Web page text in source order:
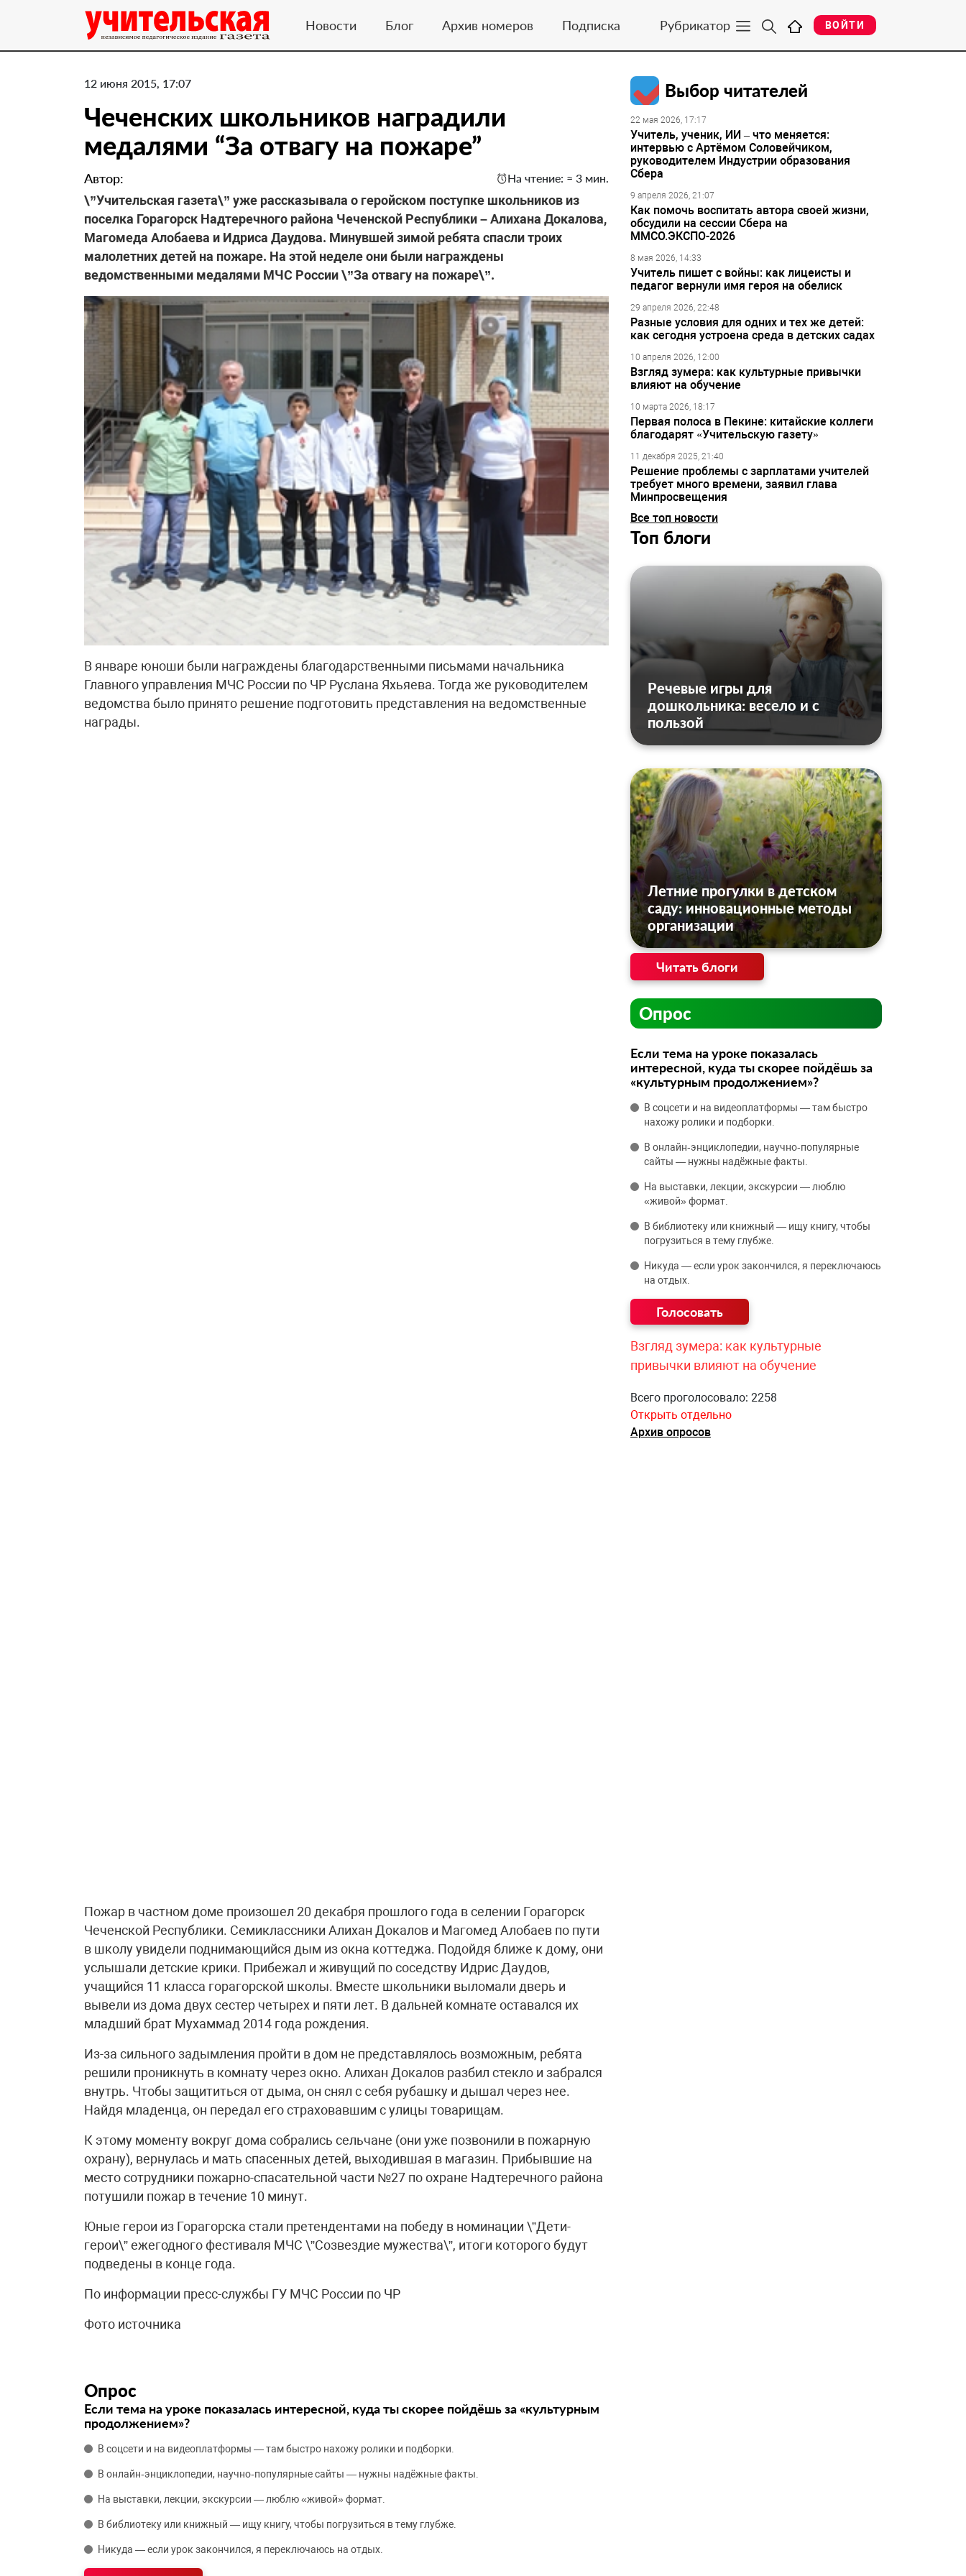
Новости Блог Архив номеров Подписка Рубрикатор ВОЙТИ
12 июня 2015, 17:07
Чеченских школьников наградили
медалями “За отвагу на пожаре”
Автор: На чтение: ≈ 3 мин.
\”Учительская газета\” уже рассказывала о геройском поступке школьников из
поселка Горагорск Надтеречного района Чеченской Республики – Алихана Докалова,
Магомеда Алобаева и Идриса Даудова. Минувшей зимой ребята спасли троих
малолетних детей на пожаре. На этой неделе они были награждены
ведомственными медалями МЧС России \”За отвагу на пожаре\”.
В январе юноши были награждены благодарственными письмами начальника
Главного управления МЧС России по ЧР Руслана Яхьяева. Тогда же руководителем
ведомства было принято решение подготовить представления на ведомственные
награды.
Пожар в частном доме произошел 20 декабря прошлого года в селении Горагорск
Чеченской Республики. Семиклассники Алихан Докалов и Магомед Алобаев по пути
в школу увидели поднимающийся дым из окна коттеджа. Подойдя ближе к дому, они
услышали детские крики. Прибежал и живущий по соседству Идрис Даудов,
учащийся 11 класса горагорской школы. Вместе школьники выломали дверь и
вывели из дома двух сестер четырех и пяти лет. В дальней комнате оставался их
младший брат Мухаммад 2014 года рождения.
Из-за сильного задымления пройти в дом не представлялось возможным, ребята
решили проникнуть в комнату через окно. Алихан Докалов разбил стекло и забрался
внутрь. Чтобы защититься от дыма, он снял с себя рубашку и дышал через нее.
Найдя младенца, он передал его страховавшим с улицы товарищам.
К этому моменту вокруг дома собрались сельчане (они уже позвонили в пожарную
охрану), вернулась и мать спасенных детей, выходившая в магазин. Прибывшие на
место сотрудники пожарно-спасательной части №27 по охране Надтеречного района
потушили пожар в течение 10 минут.
Юные герои из Горагорска стали претендентами на победу в номинации \”Дети-
герои\” ежегодного фестиваля МЧС \”Созвездие мужества\”, итоги которого будут
подведены в конце года.
По информации пресс-службы ГУ МЧС России по ЧР
Фото источника
Опрос
Если тема на уроке показалась интересной, куда ты скорее пойдёшь за «культурным
продолжением»?
В соцсети и на видеоплатформы — там быстро нахожу ролики и подборки.
В онлайн‑энциклопедии, научно‑популярные сайты — нужны надёжные факты.
На выставки, лекции, экскурсии — люблю «живой» формат.
В библиотеку или книжный — ищу книгу, чтобы погрузиться в тему глубже.
Никуда — если урок закончился, я переключаюсь на отдых.
Выбор читателей
22 мая 2026, 17:17
Учитель, ученик, ИИ – что меняется:
интервью с Артёмом Соловейчиком,
руководителем Индустрии образования
Сбера
9 апреля 2026, 21:07
Как помочь воспитать автора своей жизни,
обсудили на сессии Сбера на
ММСО.ЭКСПО-2026
8 мая 2026, 14:33
Учитель пишет с войны: как лицеисты и
педагог вернули имя героя на обелиск
29 апреля 2026, 22:48
Разные условия для одних и тех же детей:
как сегодня устроена среда в детских садах
10 апреля 2026, 12:00
Взгляд зумера: как культурные привычки
влияют на обучение
10 марта 2026, 18:17
Первая полоса в Пекине: китайские коллеги
благодарят «Учительскую газету»
11 декабря 2025, 21:40
Решение проблемы с зарплатами учителей
требует много времени, заявил глава
Минпросвещения
Все топ новости
Топ блоги
Речевые игры для
дошкольника: весело и с
пользой
Летние прогулки в детском
саду: инновационные методы
организации
Читать блоги
Опрос
Если тема на уроке показалась
интересной, куда ты скорее пойдёшь за
«культурным продолжением»?
В соцсети и на видеоплатформы — там быстро
нахожу ролики и подборки.
В онлайн‑энциклопедии, научно‑популярные
сайты — нужны надёжные факты.
На выставки, лекции, экскурсии — люблю
«живой» формат.
В библиотеку или книжный — ищу книгу, чтобы
погрузиться в тему глубже.
Никуда — если урок закончился, я переключаюсь
на отдых.
Взгляд зумера: как культурные
привычки влияют на обучение
Всего проголосовало: 2258
Открыть отдельно
Архив опросов